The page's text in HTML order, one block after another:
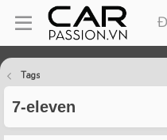
Tags
7-eleven